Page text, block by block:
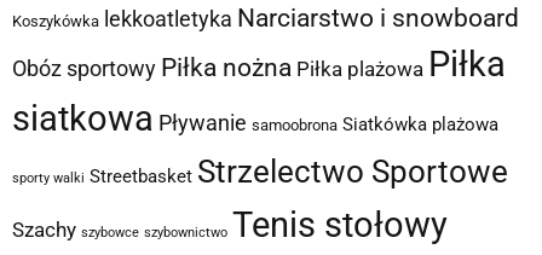
Koszykówka lekkoatletyka Narciarstwo i snowboard
Obóz sportowy Piłka nożna Piłka plażowa Piłka
siatkowa Pływanie samoobrona Siatkówka plażowa
sporty walki Streetbasket Strzelectwo Sportowe
Szachy szybowce szybownictwo Tenis stołowy